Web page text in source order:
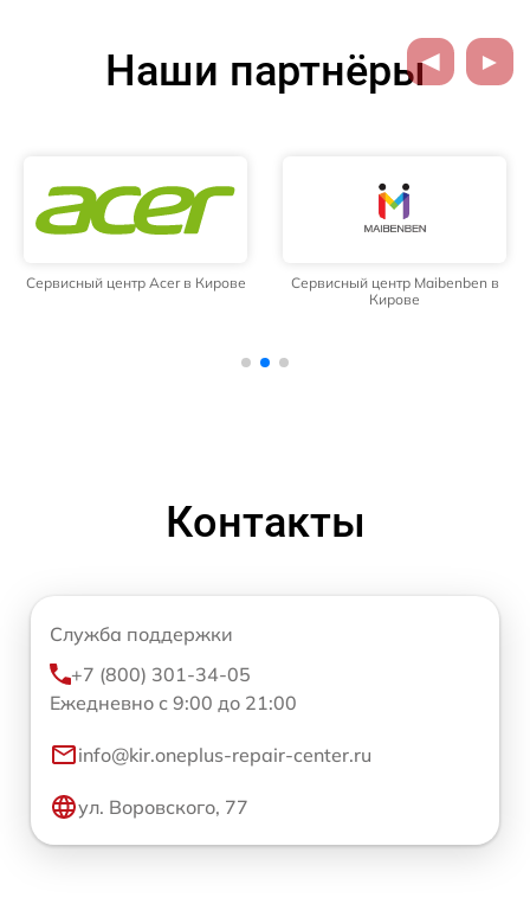
Наши партнёры
Сервисный центр Acer в Кирове
Сервисный центр Maibenben в
Кирове
Контакты
Служба поддержки
+7 (800) 301-34-05
Ежедневно с 9:00 до 21:00
info@kir.oneplus-repair-center.ru
ул. Воровского, 77